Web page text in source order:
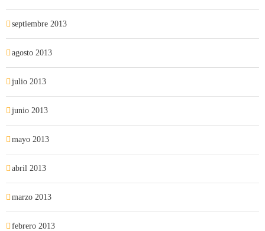
septiembre 2013
agosto 2013
julio 2013
junio 2013
mayo 2013
abril 2013
marzo 2013
febrero 2013